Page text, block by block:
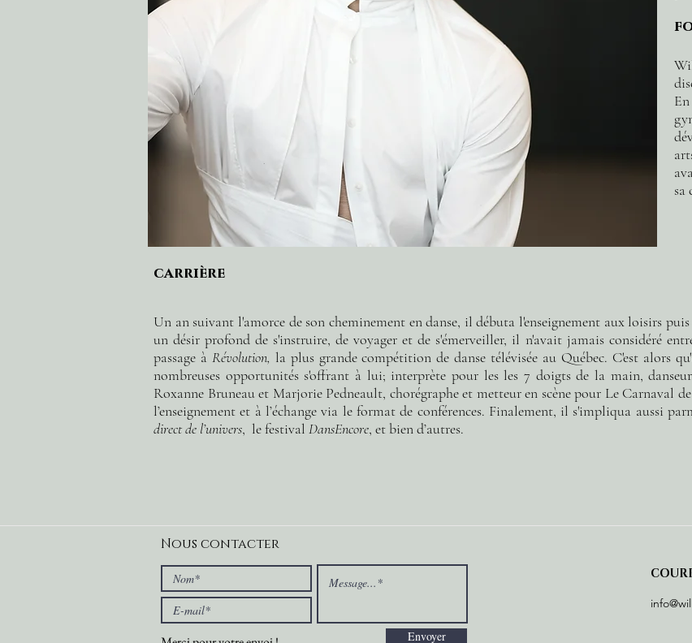
sa
carrière
Un an suivant l'amorce de son cheminement en danse, il débuta l'enseignement aux loisirs
un désir profond de s'instruire, de voyager et de s'émerveiller, il n'avait jamais considéré
passage à Révolution, la plus grande compétition de danse télévisée au Québec. C'est alors
nombreuses opportunités s'offrant à lui; interprète pour les les 7 doigts de la main,
Roxanne Bruneau et Marjorie Pedneault, chorégraphe et metteur en scène pour Le Carnaval
l’enseignement et à l’échange via le format de conférences. Finalement, il s'impliqua aussi
direct de l’univers, le festival DansEncore, et bien d’autres.
Nous contacter
Envoyer